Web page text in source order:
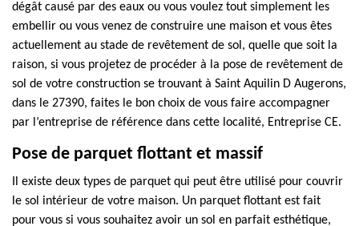
dégât causé par des eaux ou vous voulez tout simplement les
embellir ou vous venez de construire une maison et vous êtes
actuellement au stade de revêtement de sol, quelle que soit la
raison, si vous projetez de procéder à la pose de revêtement de
sol de votre construction se trouvant à Saint Aquilin D Augerons,
dans le 27390, faites le bon choix de vous faire accompagner
par l’entreprise de référence dans cette localité, Entreprise CE.
Pose de parquet flottant et massif
Il existe deux types de parquet qui peut être utilisé pour couvrir
le sol intérieur de votre maison. Un parquet flottant est fait
pour vous si vous souhaitez avoir un sol en parfait esthétique,